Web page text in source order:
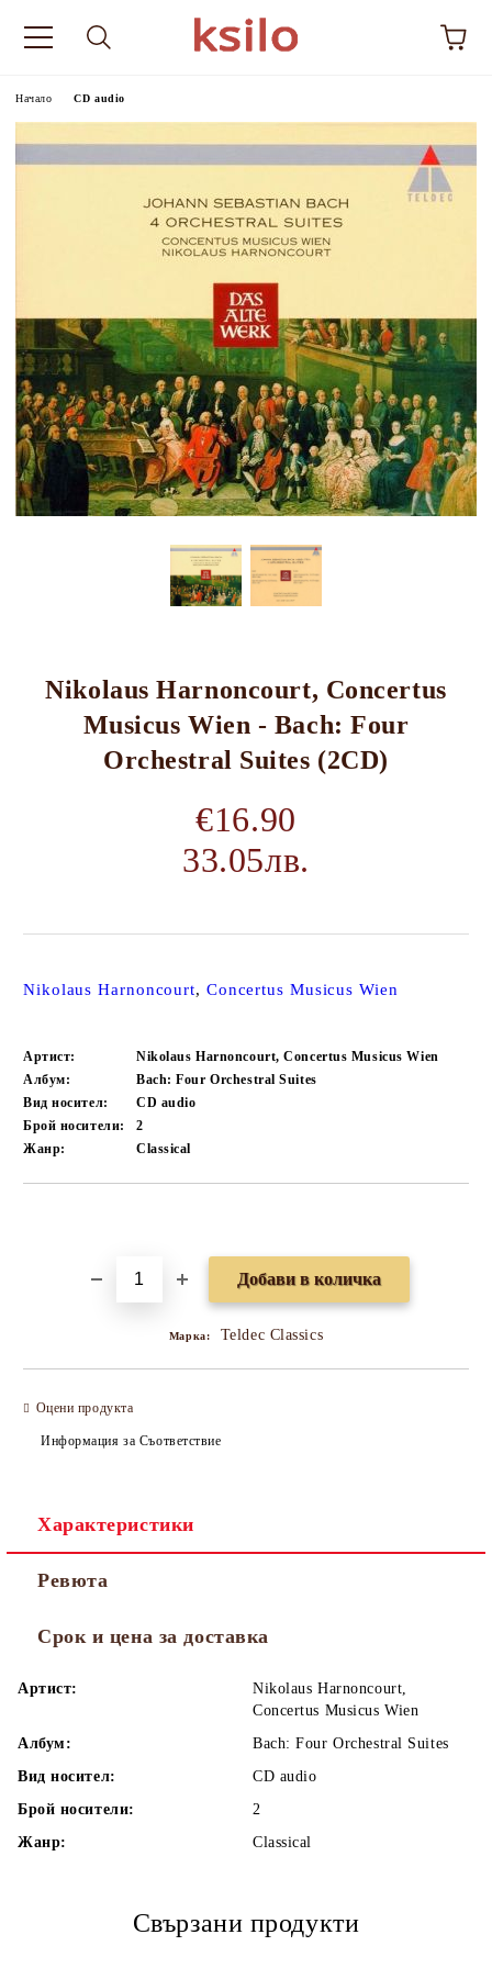
Начало CD audio
Nikolaus Harnoncourt, Concertus
Musicus Wien - Bach: Four
Orchestral Suites (2CD)
€16.90
33.05лв.
Nikolaus Harnoncourt, Concertus Musicus Wien
Артист:
Nikolaus Harnoncourt, Concertus Musicus Wien
Албум:
Bach: Four Orchestral Suites
Вид носител:
CD audio
Брой носители:
2
Жанр:
Classical
Марка: Teldec Classics
Оцени продукта
Информация за Съответствие
Характеристики
Ревюта
Срок и цена за доставка
Артист:
Nikolaus Harnoncourt,
Concertus Musicus Wien
Албум:
Bach: Four Orchestral Suites
Вид носител:
CD audio
Брой носители:
2
Жанр:
Classical
Свързани продукти